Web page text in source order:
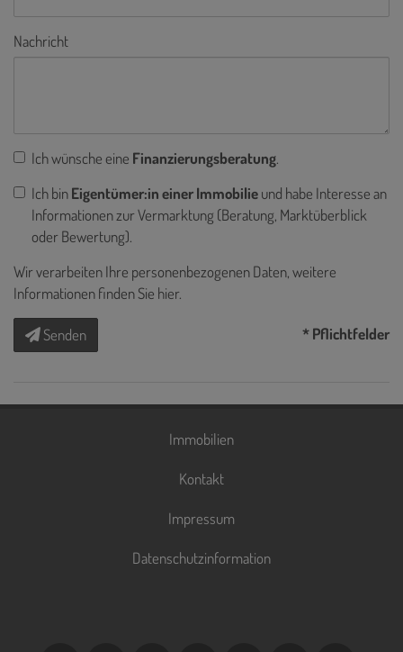
Nachricht
Ich wünsche eine Finanzierungsberatung.
Ich binEigentümer:in einer Immobilieund habe Interesse an
Informationen zur Vermarktung (Beratung, Marktüberblick
oder Bewertung).
Wir verarbeiten Ihre personenbezogenen Daten, weitere
Informationen finden Sie hier.
Senden * Pflichtfelder
Immobilien
Kontakt
Impressum
Datenschutzinformation